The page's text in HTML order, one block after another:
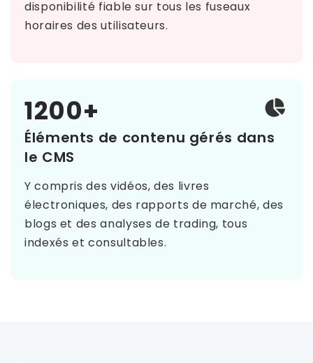
disponibilité fiable sur tous les fuseaux
horaires des utilisateurs.
1200+
Éléments de contenu gérés dans
le CMS
Y compris des vidéos, des livres
électroniques, des rapports de marché, des
blogs et des analyses de trading, tous
indexés et consultables.